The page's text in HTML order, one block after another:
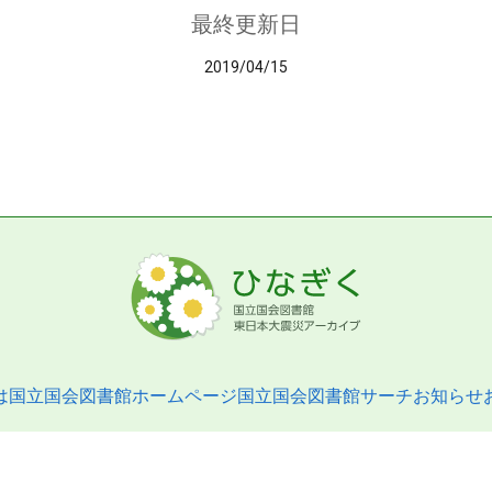
最終更新日
2019/04/15
国立国会図書館ホームページ国立国会図書館サーチお知らせ